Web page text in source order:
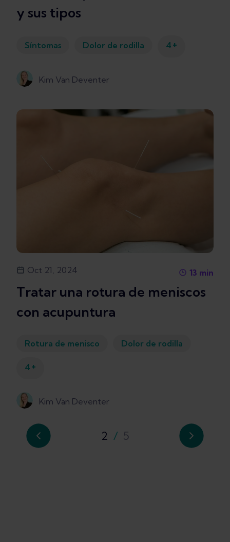
y sus tipos
Síntomas Dolor de rodilla 4 +
Kim Van Deventer
Oct 21, 2024 13 min
Tratar una rotura de meniscos
con acupuntura
Rotura de menisco Dolor de rodilla
4 +
Kim Van Deventer
2 / 5